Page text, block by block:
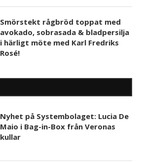
Smörstekt rågbröd toppat med
avokado, sobrasada & bladpersilja
i härligt möte med Karl Fredriks
Rosé!
Nyhet på Systembolaget: Lucia De
Maio i Bag-in-Box från Veronas
kullar